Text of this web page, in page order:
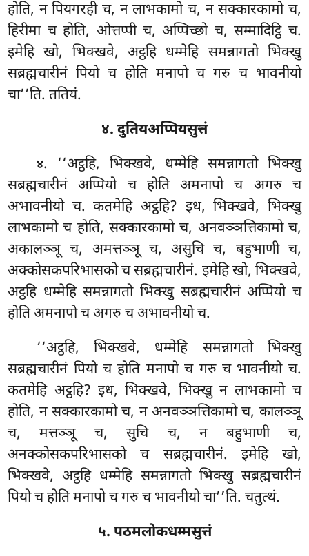
होति, न पियगरही च, न लाभकामो च, न सक्कारकामो च,
हिरीमा च होति, ओत्तप्पी च, अप्पिच्छो च, सम्मादिट्ठि च.
इमेहि खो, भिक्खवे, अट्ठहि धम्मेहि समन्नागतो भिक्खु
सब्रह्मचारीनं पियो च होति मनापो च गरु च भावनीयो
चा’’ति. ततियं.
४. दुतियअप्पियसुत्तं
४. ‘‘अट्ठहि, भिक्खवे, धम्मेहि समन्नागतो भिक्खु
सब्रह्मचारीनं अप्पियो च होति अमनापो च अगरु च
अभावनीयो च. कतमेहि अट्ठहि? इध, भिक्खवे, भिक्खु
लाभकामो च होति, सक्कारकामो च, अनवञ्ञत्तिकामो च,
अकालञ्ञू च, अमत्तञ्ञू च, असुचि च, बहुभाणी च,
अक्कोसकपरिभासको च सब्रह्मचारीनं. इमेहि खो, भिक्खवे,
अट्ठहि धम्मेहि समन्नागतो भिक्खु सब्रह्मचारीनं अप्पियो च
होति अमनापो चअगरु च अभावनीयो च.
‘‘अट्ठहि, भिक्खवे, धम्मेहि समन्नागतो भिक्खु
सब्रह्मचारीनं पियो च होति मनापो च गरु च भावनीयो च.
कतमेहि अट्ठहि? इध, भिक्खवे, भिक्खु न लाभकामो च
होति, न सक्कारकामो च, न अनवञ्ञत्तिकामो च, कालञ्ञू
च, मत्तञ्ञू च, सुचि च, न बहुभाणी च,
अनक्कोसकपरिभासको च सब्रह्मचारीनं. इमेहि खो,
भिक्खवे, अट्ठहि धम्मेहि समन्नागतो भिक्खु सब्रह्मचारीनं
पियो च होति मनापो च गरु च भावनीयो चा’’ति. चतुत्थं.
५. पठमलोकधम्मसुत्तं